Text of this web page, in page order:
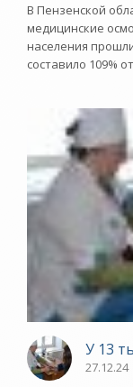
В Пензенской
медицинские
населения
составило 109% от
У 13
27.12.24